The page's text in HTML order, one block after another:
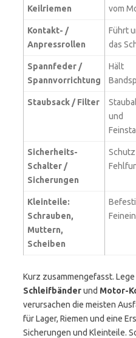
Keilriemen
vom
Kontakt- /
Anpressrollen
Führt
das
Spannfeder /
Spannvorrichtung
Hält
Staubsack / Filter
und
Sicherheits-
Schalter /
Sicherungen
Kleinteile:
Schrauben,
Muttern,
Scheiben
Kurz zusammengefasst.
Schleifbänderund Motor-
verursachen die meisten
für Lager, Riemen und eine
Sicherungen und Kleinteile.